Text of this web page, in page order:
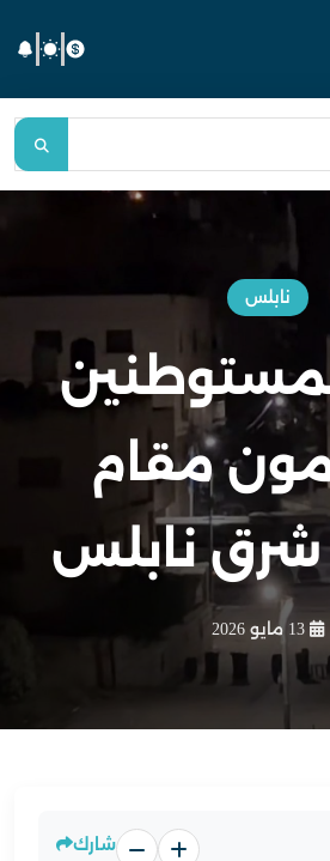
نابلس
مقام
نابلس
شارك